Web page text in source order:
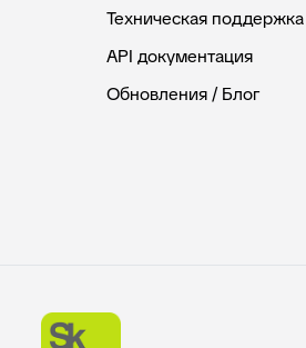
Техническая поддержка
API документация
Обновления / Блог